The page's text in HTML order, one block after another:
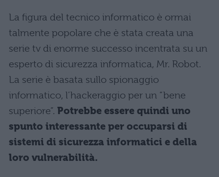
La figura del tecnico informatico è ormai
talmente popolare che è stata creata una
serie tv di enorme successo incentrata su un
esperto di sicurezza informatica, Mr. Robot.
La serie è basata sullo spionaggio
informatico, l’hackeraggio per un “bene
superiore”. Potrebbe essere quindi uno
spunto interessante per occuparsi di
sistemi di sicurezza informatici e della
loro vulnerabilità.